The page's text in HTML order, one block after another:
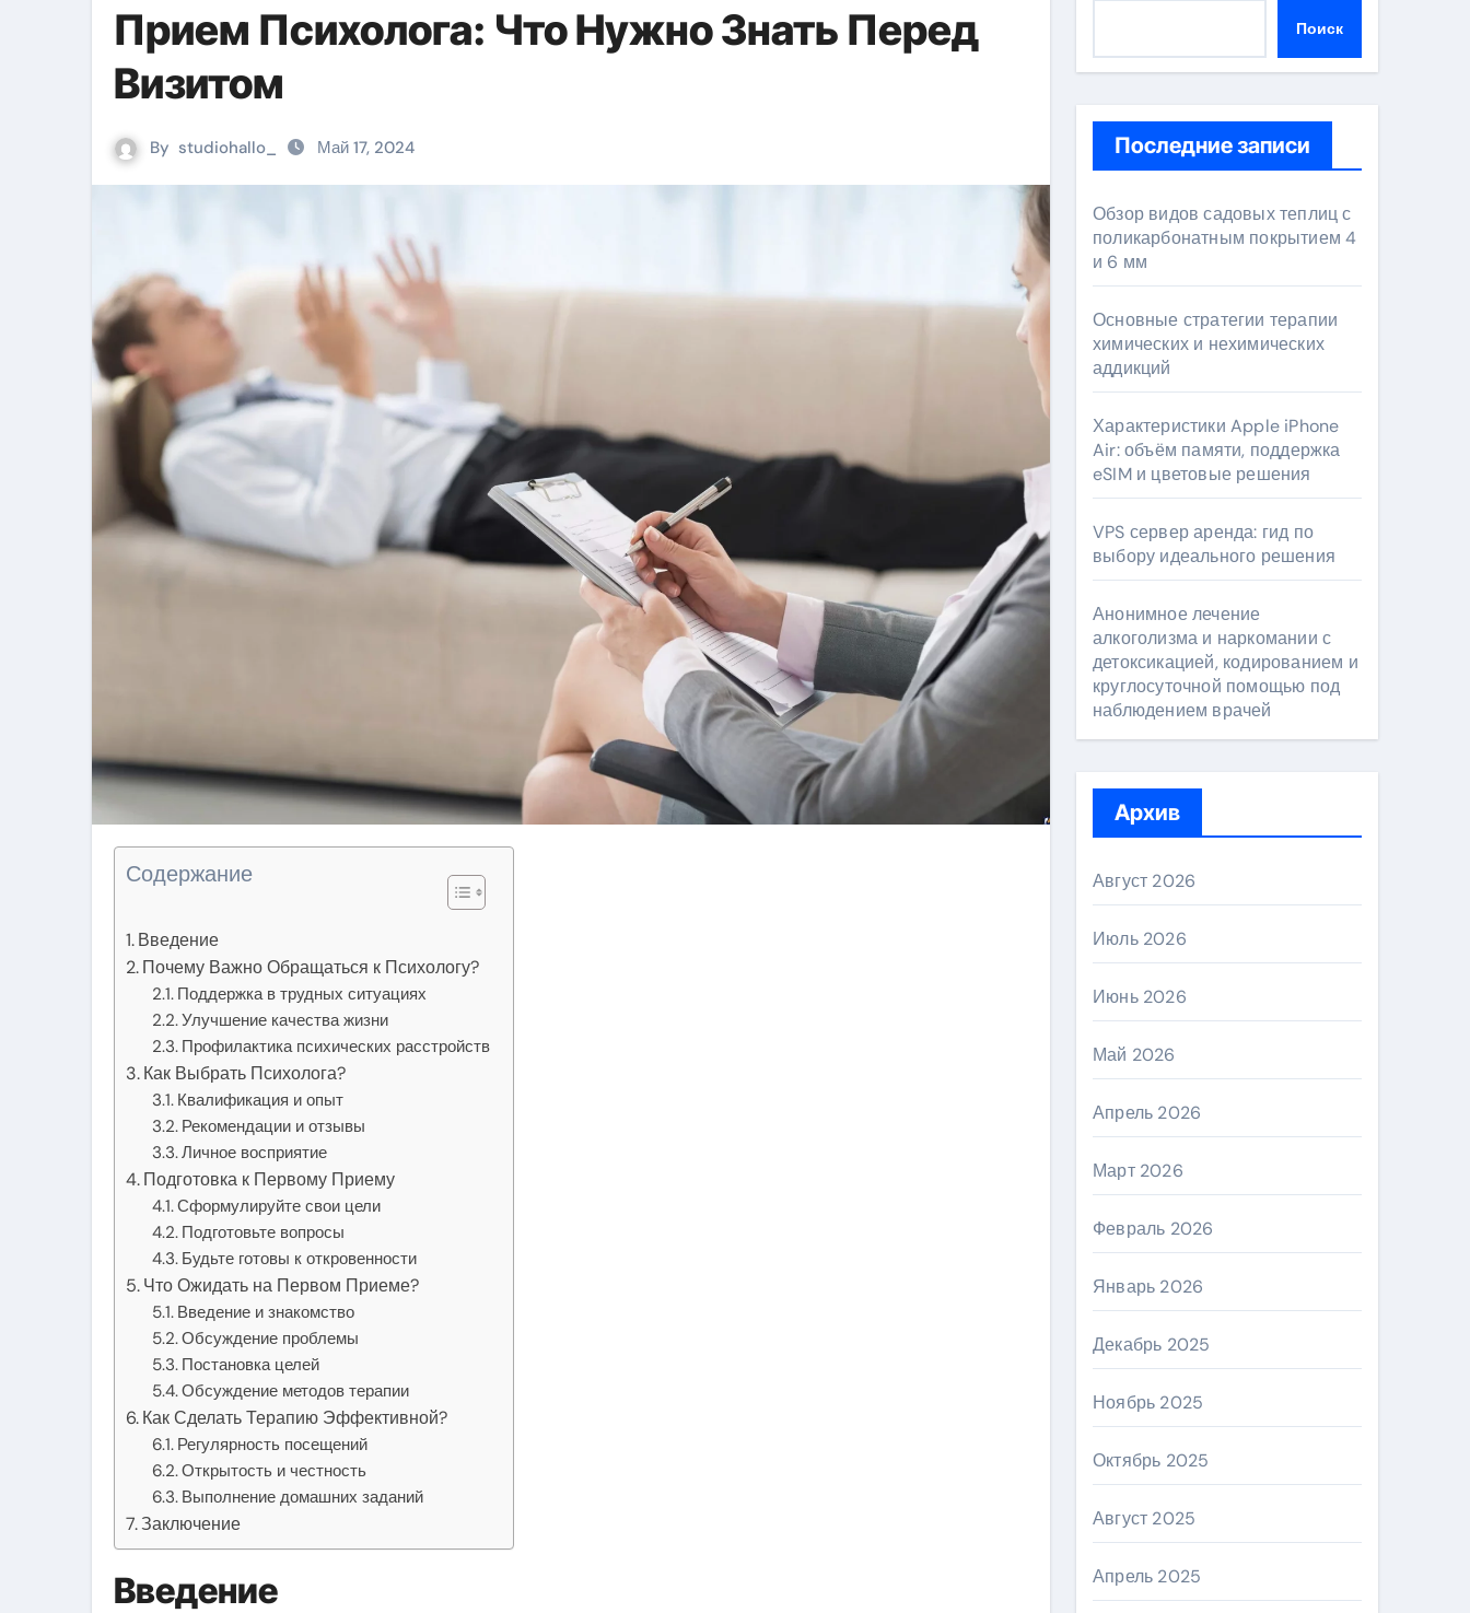
Прием Психолога: Что Нужно Знать Перед
Визитом
By studiohallo_ Май 17, 2024
Содержание
Введение
Почему Важно Обращаться к Психологу?
Поддержка в трудных ситуациях
Улучшение качества жизни
Профилактика психических расстройств
Как Выбрать Психолога?
Квалификация и опыт
Рекомендации и отзывы
Личное восприятие
Подготовка к Первому Приему
Сформулируйте свои цели
Подготовьте вопросы
Будьте готовы к откровенности
Что Ожидать на Первом Приеме?
Введение и знакомство
Обсуждение проблемы
Постановка целей
Обсуждение методов терапии
Как Сделать Терапию Эффективной?
Регулярность посещений
Открытость и честность
Выполнение домашних заданий
Заключение
Введение
Поиск
Последние записи
Обзор видов садовых теплиц с
поликарбонатным покрытием 4
и 6 мм
Основные стратегии терапии
химических и нехимических
аддикций
Характеристики Apple iPhone
Air: объём памяти, поддержка
eSIM и цветовые решения
VPS сервер аренда: гид по
выбору идеального решения
Анонимное лечение
алкоголизма и наркомании с
детоксикацией, кодированием и
круглосуточной помощью под
наблюдением врачей
Архив
Август 2026
Июль 2026
Июнь 2026
Май 2026
Апрель 2026
Март 2026
Февраль 2026
Январь 2026
Декабрь 2025
Ноябрь 2025
Октябрь 2025
Август 2025
Апрель 2025